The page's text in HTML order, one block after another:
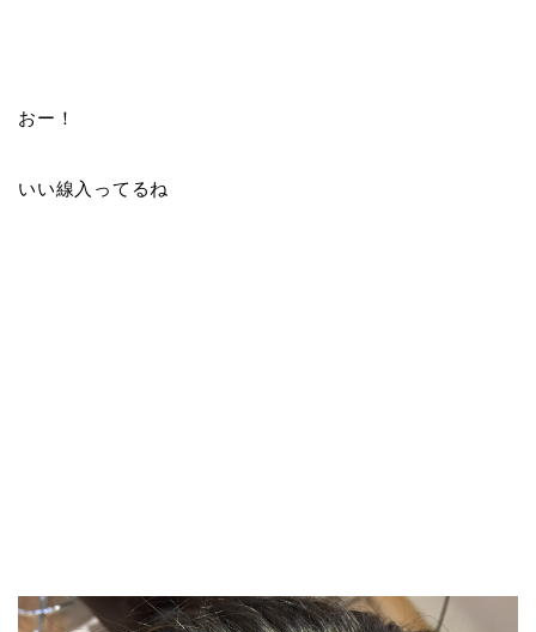
おー！
いい線入ってるね